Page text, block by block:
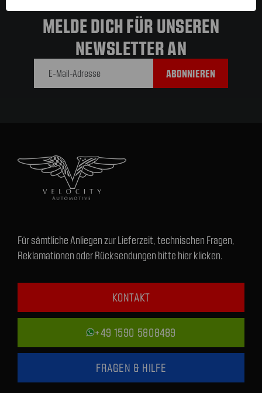
MELDE DICH FÜR UNSEREN
NEWSLETTER AN
Für sämtliche Anliegen zur Lieferzeit, technischen Fragen,
Reklamationen oder Rücksendungen bitte hier klicken.
KONTAKT
+49 1590 5808489
FRAGEN & HILFE